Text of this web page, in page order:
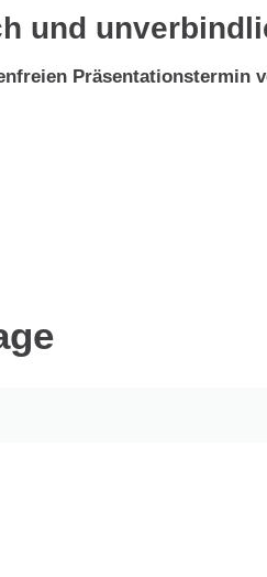
und
Präsentationstermin